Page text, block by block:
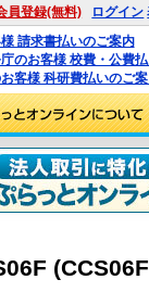
員登録(無料) ログイン
請求書払いのご案内
のお客様 校費・公費
客様 科研費払いのご